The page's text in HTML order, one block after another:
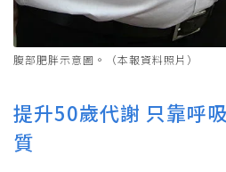
腹部肥胖示意圖。（本報資料照片）
提升50歲代謝 只靠呼
質